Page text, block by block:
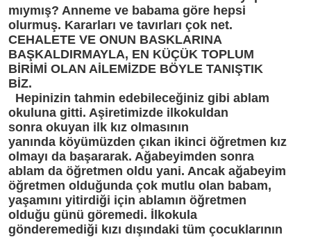
mıymış? Anneme ve babama göre hepsi
olurmuş. Kararları ve tavırları çok net.
CEHALETE VE ONUN BASKLARINA
BAŞKALDIRMAYLA, EN KÜÇÜK TOPLUM
BİRİMİ OLAN AİLEMİZDE BÖYLE TANIŞTIK
BİZ.
Hepinizin tahmin edebileceğiniz gibi ablam
okuluna gitti. Aşiretimizde ilkokuldan
sonra okuyan ilk kız olmasının
yanında köyümüzden çıkan ikinci öğretmen kız
olmayı da başararak. Ağabeyimden sonra
ablam da öğretmen oldu yani. Ancak ağabeyim
öğretmen olduğunda çok mutlu olan babam,
yaşamını yitirdiği için ablamın öğretmen
olduğu günü göremedi. İlkokula
gönderemediği kızı dışındaki tüm çocuklarının